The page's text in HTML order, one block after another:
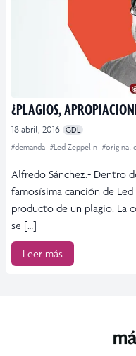
¿PLAGIOS,
18 abril, 2016 GDL
#demanda #Led Zeppelin
Alfredo Sánchez.- Dentro
famosísima canción de Led
producto de un plagio. La
se […]
Leer más